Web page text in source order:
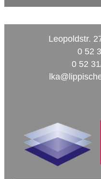
Leopoldstr.
0 52
0 52